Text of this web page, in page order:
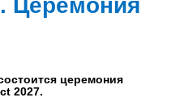
церемония
2027.